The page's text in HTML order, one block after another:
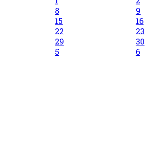
8
9
15
16
22
23
29
30
5 6